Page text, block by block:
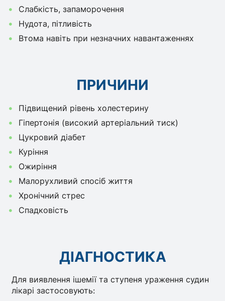
Слабкість, запаморочення
Нудота, пітливість
Втома навіть при незначних навантаженнях
ПРИЧИНИ
Підвищений рівень холестерину
Гіпертонія (високий артеріальний тиск)
Цукровий діабет
Куріння
Ожиріння
Малорухливий спосіб життя
Хронічний стрес
Спадковість
ДІАГНОСТИКА
Для виявлення ішемії та ступеня ураження судин
лікарі застосовують: